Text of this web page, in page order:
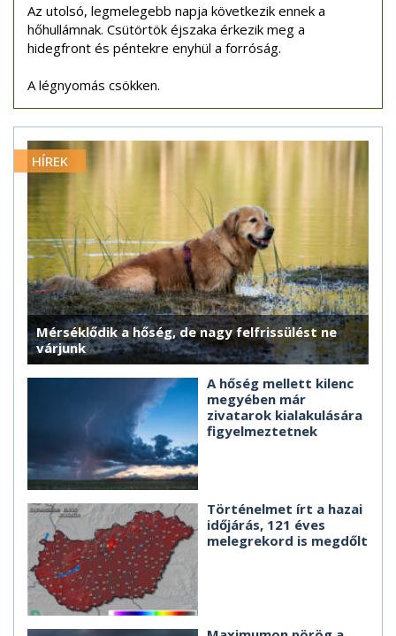
Az utolsó, legmelegebb napja következik ennek a
hőhullámnak. Csütörtök éjszaka érkezik meg a
hidegfront és péntekre enyhül a forróság.
A légnyomás csökken.
HÍREK
Mérséklődik a hőség, de nagy felfrissülést ne
várjunk
A hőség mellett kilenc
megyében már
zivatarok kialakulására
figyelmeztetnek
Történelmet írt a hazai
időjárás, 121 éves
melegrekord is megdőlt